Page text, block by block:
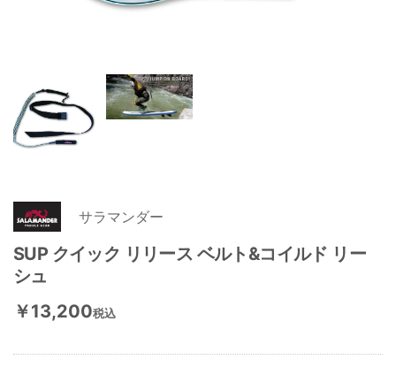
サラマンダー
SUP クイック リリース ベルト&コイルド リー
シュ
￥13,200税込